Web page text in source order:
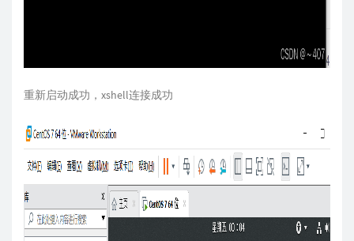
重新启动成功，xshell连接成功